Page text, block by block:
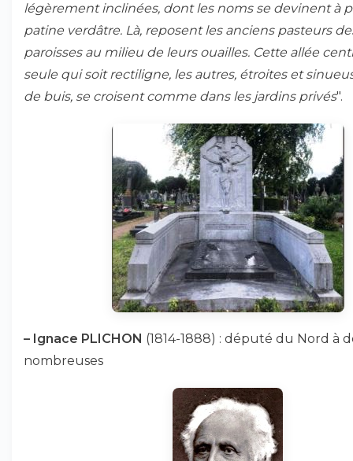
légèrement inclinées, dont les noms se devinent à
patine verdâtre. Là, reposent les anciens pasteurs
paroisses au milieu de leurs ouailles. Cette allée
seule qui soit rectiligne, les autres, étroites et
de buis, se croisent comme dans les jardins privés".
– Ignace PLICHON (1814-1888) : député du Nord à
nombreuses